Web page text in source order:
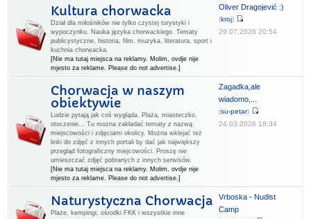
Kultura chorwacka
Dział dla miłośników nie tylko czystej turystyki i
wypoczynku. Nauka języka chorwackiego. Tematy
publicystyczne, historia, film, muzyka, literatura, sport i
kuchnia chorwacka.
[Nie ma tutaj miejsca na reklamy. Molim, ovdje nije
mjesto za reklame. Please do not advertise.]
Oliver Dragojević :)
(kroj)
29.07.2026 20:54
Chorwacja w naszym
obiektywie
Ludzie pytają jak coś wygląda. Plaża, miasteczko,
otoczenie... Tu można zakładać tematy z nazwą
miejscowości i zdjęciami okolicy. Można wklejać też
linki do zdjęć z innych portali by dać jak największy
przegląd fotograficzny miejcowości. Proszę nie
umieszczać zdjęć pobranych z innych serwisów.
[Nie ma tutaj miejsca na reklamy. Molim, ovdje nije
mjesto za reklame. Please do not advertise.]
Zagadka,ale
wiadomo,...
(su-petar)
24.03.2026 18:34
Naturystyczna Chorwacja
Plaże, kempingi, ośrodki FKK i wszystkie inne
Vrboska - Nudist
Camp